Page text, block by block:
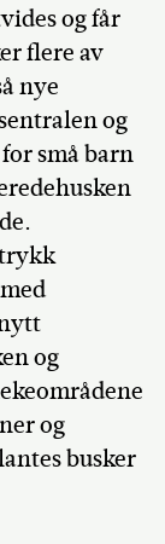
og får
flere av
nye
og
små barn
og
og
busker